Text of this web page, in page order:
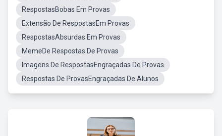
RespostasBobas Em Provas
Extensão De RespostasEm Provas
RespostasAbsurdas Em Provas
MemeDe Respostas De Provas
Imagens De RespostasEngraçadas De Provas
Respostas De ProvasEngraçadas De Alunos